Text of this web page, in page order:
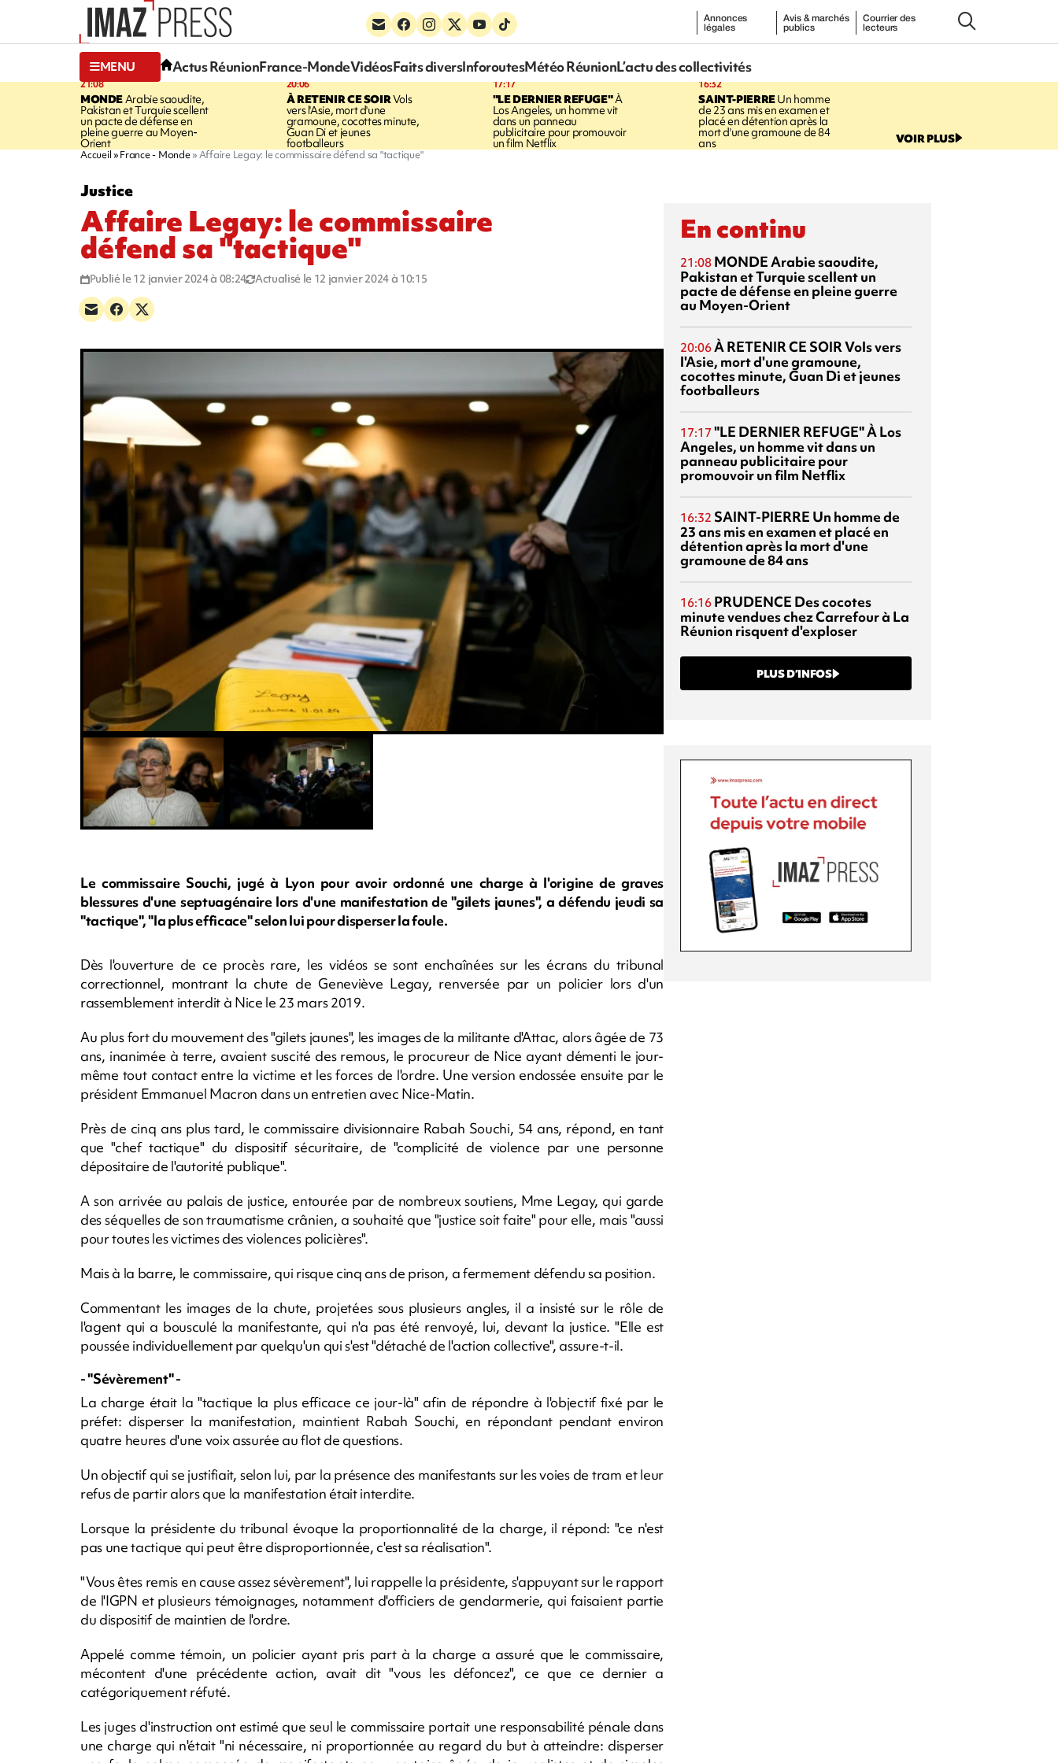
Annonces
légales
Avis & marchés
publics
Courrier des
lecteurs
MENU Actus RéunionFrance-MondeVidéosFaits diversInforoutesMétéo RéunionL’actu des collectivités
21:08
MONDE Arabie saoudite,
Pakistan et Turquie scellent
un pacte de défense en
pleine guerre au Moyen-
Orient
20:06
À RETENIR CE SOIRVols
vers l'Asie, mort d'une
gramoune, cocottes minute,
Guan Di et jeunes
footballeurs
17:17
"LE DERNIER REFUGE"À
Los Angeles, un homme vit
dans un panneau
publicitaire pour promouvoir
un film Netflix
16:32
SAINT-PIERREUn homme
de 23 ans mis en examen et
placé en détention après la
mort d'une gramoune de 84
ans VOIR PLUS
Accueil France - Monde Affaire Legay: le commissaire défend sa "tactique"
Justice
Affaire Legay: le commissaire
défend sa "tactique"
Publié le 12 janvier 2024 à 08:24 Actualisé le 12 janvier 2024 à 10:15
Le commissaire Souchi, jugé à Lyon pour avoir ordonné une charge à l'origine de graves
blessures d'une septuagénaire lors d'une manifestation de "gilets jaunes", a défendu jeudi sa
"tactique", "la plus efficace" selon lui pour disperser la foule.
Dès l'ouverture de ce procès rare, les vidéos se sont enchaînées sur les écrans du tribunal
correctionnel, montrant la chute de Geneviève Legay, renversée par un policier lors d'un
rassemblement interdit à Nice le 23 mars 2019.
Au plus fort du mouvement des "gilets jaunes", les images de la militante d'Attac, alors âgée de 73
ans, inanimée à terre, avaient suscité des remous, le procureur de Nice ayant démenti le jour-
même tout contact entre la victime et les forces de l'ordre. Une version endossée ensuite par le
président Emmanuel Macron dans un entretien avec Nice-Matin.
Près de cinq ans plus tard, le commissaire divisionnaire Rabah Souchi, 54 ans, répond, en tant
que "chef tactique" du dispositif sécuritaire, de "complicité de violence par une personne
dépositaire de l'autorité publique".
A son arrivée au palais de justice, entourée par de nombreux soutiens, Mme Legay, qui garde
des séquelles de son traumatisme crânien, a souhaité que "justice soit faite" pour elle, mais "aussi
pour toutes les victimes des violences policières".
Mais à la barre, le commissaire, qui risque cinq ans de prison, a fermement défendu sa position.
Commentant les images de la chute, projetées sous plusieurs angles, il a insisté sur le rôle de
l'agent qui a bousculé la manifestante, qui n'a pas été renvoyé, lui, devant la justice. "Elle est
poussée individuellement par quelqu'un qui s'est "détaché de l'action collective", assure-t-il.
- "Sévèrement" -
La charge était la "tactique la plus efficace ce jour-là" afin de répondre à l'objectif fixé par le
préfet: disperser la manifestation, maintient Rabah Souchi, en répondant pendant environ
quatre heures d'une voix assurée au flot de questions.
Un objectif qui se justifiait, selon lui, par la présence des manifestants sur les voies de tram et leur
refus de partir alors que la manifestation était interdite.
Lorsque la présidente du tribunal évoque la proportionnalité de la charge, il répond: "ce n'est
pas une tactique qui peut être disproportionnée, c'est sa réalisation".
"Vous êtes remis en cause assez sévèrement", lui rappelle la présidente, s'appuyant sur le rapport
de l'IGPN et plusieurs témoignages, notamment d'officiers de gendarmerie, qui faisaient partie
du dispositif de maintien de l'ordre.
Appelé comme témoin, un policier ayant pris part à la charge a assuré que le commissaire,
mécontent d'une précédente action, avait dit "vous les défoncez", ce que ce dernier a
catégoriquement réfuté.
Les juges d'instruction ont estimé que seul le commissaire portait une responsabilité pénale dans
une charge qui n'était "ni nécessaire, ni proportionnée au regard du but à atteindre: disperser
En continu
21:08 MONDEArabie saoudite,
Pakistan et Turquie scellent un
pacte de défense en pleine guerre
au Moyen-Orient
20:06À RETENIR CE SOIRVols vers
l'Asie, mort d'une gramoune,
cocottes minute, Guan Di et jeunes
footballeurs
17:17 "LE DERNIER REFUGE"À Los
Angeles, un homme vit dans un
panneau publicitaire pour
promouvoir un film Netflix
16:32 SAINT-PIERRE Un homme de
23 ans mis en examen et placé en
détention après la mort d'une
gramoune de 84 ans
16:16 PRUDENCE Des cocotes
minute vendues chez Carrefour à La
Réunion risquent d'exploser
PLUS D’INFOS